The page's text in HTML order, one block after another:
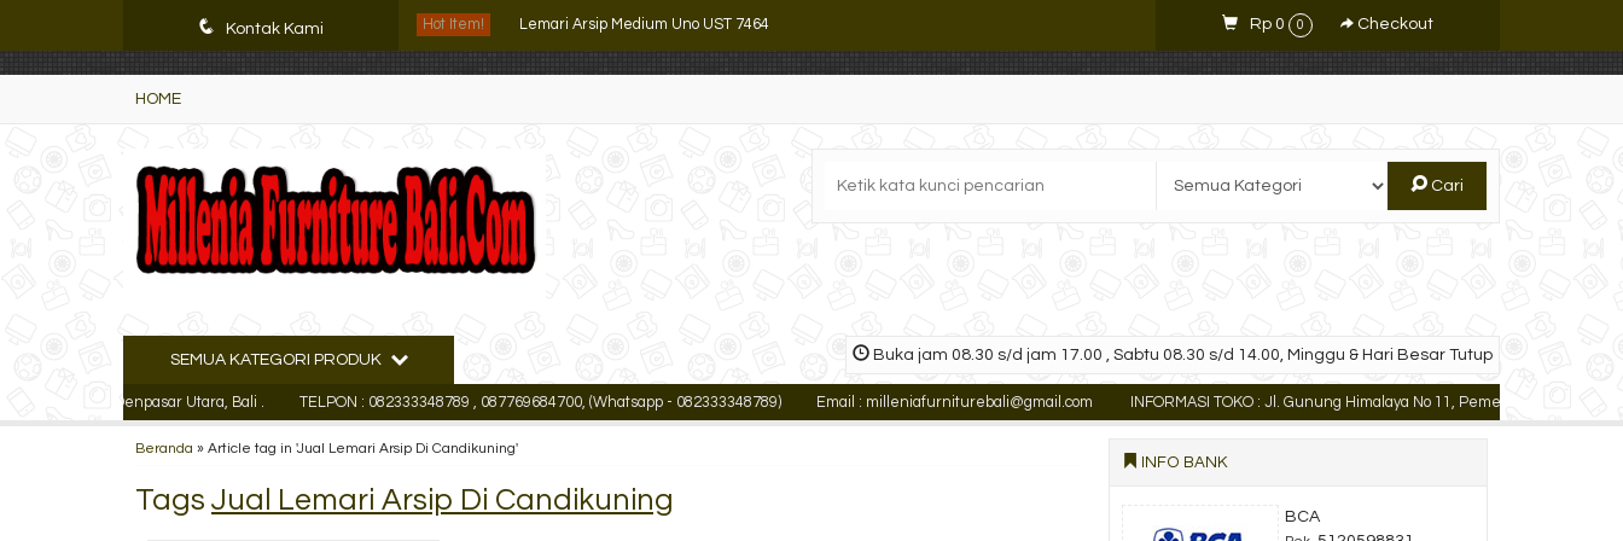
q Kontak Kami Hot Item! Lemari Arsip Medium Uno UST 7464
Filling Cabinet Alba FC 115
Lemari Arsip Importa SC-04 BT
Locker Besi Brother B 703
Rp 0 0 Checkout
HOME
Cari
Buka jam 08.30 s/d jam 17.00 , Sabtu 08.30 s/d 14.00, Minggu & Hari Besar Tutup
SEMUA KATEGORI PRODUK
Kaja Denpasar Utara, Bali . TELPON : 082333348789 , 087769684700, (Whatsapp - 082333348789) Email : milleniafurniturebali@gmail.com INFORMASI TOKO : Jl. Gunung Himalaya No 11, Pemecutan Kaja
Beranda » Article tag in 'Jual Lemari Arsip Di Candikuning'
Tags Jual Lemari Arsip Di Candikuning
INFO BANK
BCA